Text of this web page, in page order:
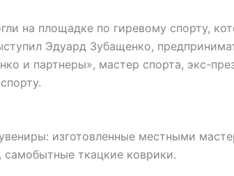
на площадке по гиревому спорту,
Эдуард Зубащенко,
и партнеры», мастер спорта, экс-
изготовленные местными
ткацкие коврики.